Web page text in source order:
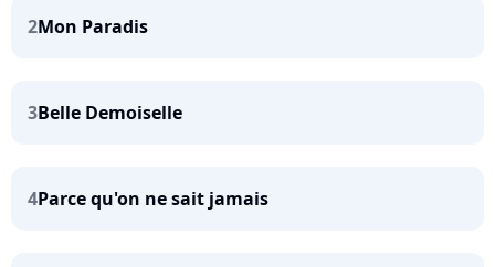
2Mon Paradis
3Belle Demoiselle
4Parce qu'on ne sait jamais